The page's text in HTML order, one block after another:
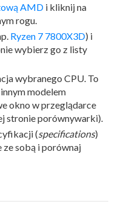
AMD i kliknij na
rogu.
Ryzen 7 7800X3D) i
wybierz go z listy
wybranego CPU. To
modelem
okno w przeglądarce
stronie porównywarki).
(specifications)
ze sobą i porównaj